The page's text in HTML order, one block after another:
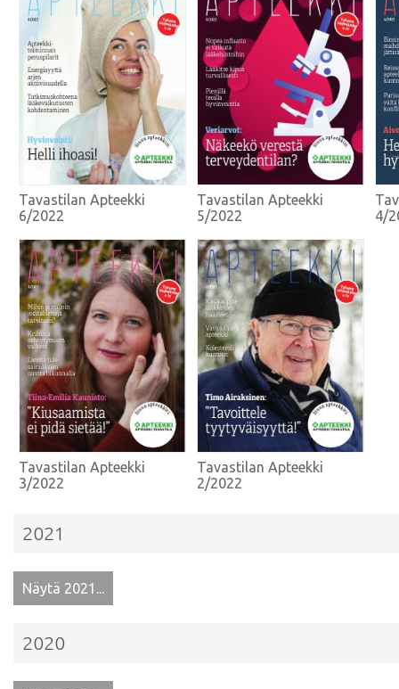
Tavastilan Apteekki
6/2022
Tavastilan Apteekki
5/2022
4/
Tavastilan Apteekki
3/2022
Tavastilan Apteekki
2/2022
2021
Näytä 2021...
2020